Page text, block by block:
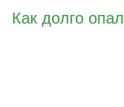
Как долго